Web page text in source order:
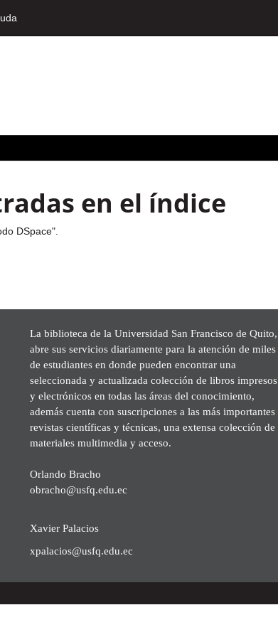
en el índice
DSpace".
La biblioteca de la Universidad San Francisco de Quito,
abre sus servicios diariamente para la atención de miles
de estudiantes en donde pueden encontrar una
seleccionada y actualizada colección de libros impresos
y electrónicos en todas las áreas del conocimiento,
además cuenta con suscripciones a las más importantes
revistas científicas y técnicas, una extensa colección de
materiales multimedia y acceso.
Orlando Bracho
obracho@usfq.edu.ec
Xavier Palacios
xpalacios@usfq.edu.ec